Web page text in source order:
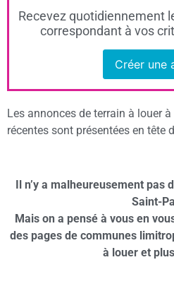
Recevez quotidiennement
correspondant à vos
Créer une
Les annonces de terrain à louer
récentes sont présentées en tête
Il n’y a malheureusement pas
Saint-
Mais on a pensé à vous en
des pages de communes
à louer et